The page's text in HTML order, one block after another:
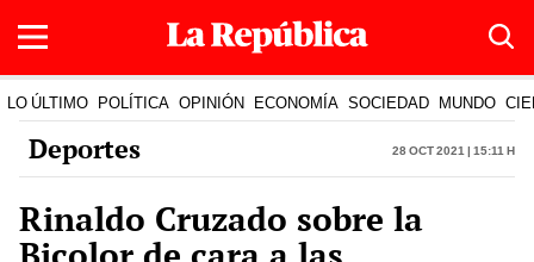
LO ÚLTIMO POLÍTICA OPINIÓN ECONOMÍA SOCIEDAD MUNDO
Deportes 28 Oct 2021 | 15:11 h
Rinaldo Cruzado sobre la